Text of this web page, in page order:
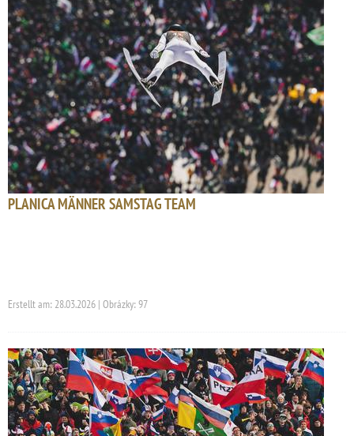
PLANICA MÄNNER SAMSTAG TEAM
Erstellt am: 28.03.2026 | Obrázky: 97